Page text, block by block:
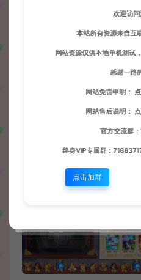
欢迎访
本站所有资源来自互
网站资源仅供本地单机测试
感谢一路
网站免责申明：
网站售后说明：
官方交流群
终身VIP专属群：
点击加群